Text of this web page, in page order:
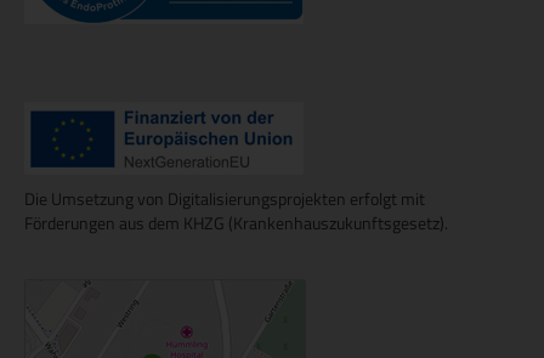
Die Umsetzung von Digitalisierungsprojekten erfolgt mit
Förderungen aus dem KHZG (Krankenhauszukunftsgesetz).